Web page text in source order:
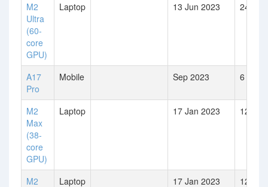
M2
Ultra
(60-
core
GPU)
Laptop 13 Jun 2023 24
A17
Pro
Mobile Sep 2023 6
M2
Max
(38-
core
GPU)
Laptop 17 Jan 2023 12
M2
Laptop 17 Jan 2023 12